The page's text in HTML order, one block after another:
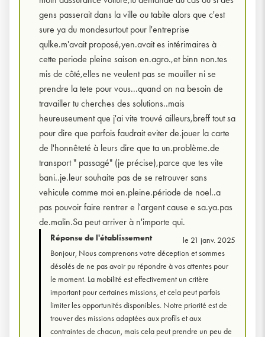
5
gens passerait dans la ville ou tabite alors que c'est
sure ya du mondesurtout pour l'entreprise
qulke.m'avait proposé,yen.avait es intérimaires à
cette periode pleine saison en.agro.,et binn non.tes
mis de côté,elles ne veulent pas se mouiller ni se
prendre la tete pour vous...quand on na besoin de
travailler tu cherches des solutions..mais
heureuseument que j'ai vite trouvé ailleurs,breff tout sa
pour dire que parfois faudrait eviter de.jouer la carte
de l'honnêteté à leurs dire que ta un.problème.de
transport " passagé" (je précise),parce que tes vite
bani..je.leur souhaite pas de se retrouver sans
vehicule comme moi en.pleine.période de noel..a
pas pouvoir faire rentrer e l'argent cause e sa.ya.pas
de.malin.Sa peut arriver à n'importe qui.
Réponse de l'établissement
le 21 janv. 2025
Bonjour, Nous comprenons votre déception et sommes
désolés de ne pas avoir pu répondre à vos attentes pour
le moment. La mobilité est effectivement un critère
important pour certaines missions, et cela peut parfois
limiter les opportunités disponibles. Notre priorité est de
trouver des missions adaptées aux profils et aux
contraintes de chacun, mais cela peut prendre un peu de